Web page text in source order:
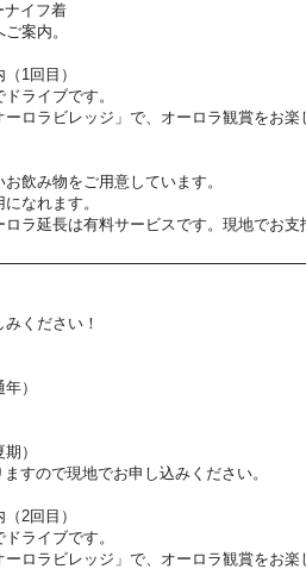
ナイフ着
案内。
1回目）
ライブです。
ロラビレッジ」で、オーロラ観賞をお楽
飲み物をご用意しています。
なれます。
ラ延長は有料サービスです。現地でお支
ください！
）
）
すので現地でお申し込みください。
2回目）
ライブです。
ロラビレッジ」で、オーロラ観賞をお楽